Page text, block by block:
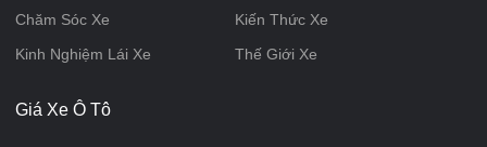
Chăm Sóc Xe
Kinh Nghiệm Lái Xe
Kiến Thức Xe
Thế Giới Xe
Giá Xe Ô Tô